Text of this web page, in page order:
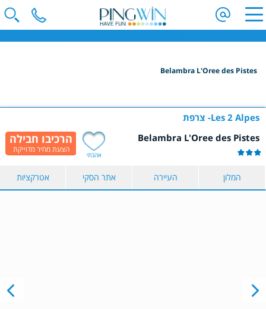
הקלידו שם מדינה ובחרו יעד
בחרו תאריך
הצג תוצאות
Belambra L'Oree des Pistes
Les 2 Alpes
Belambra L'Oree des Pistes
צרפת
המלון העיירה אתר הסקי אטרקציות
אהבתי